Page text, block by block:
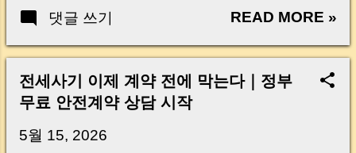
금 5억 원을 돌려달라" 는 요구를
받는 황당한 사례까지 등장하고
있습니다. 실제로 월세를 주고 있
전세 계약을 체결하거나, 임대관
리업체가 권한을 악용해 보증금
다. 더 큰 문제는 상황에 따라 집
Tap to Open Can landlords also
Real case｜Why a 250 million
won loss occurred Why
registering jeonse rights can be
risky Essential contract clause
and registration method
댓글 쓰기 READ MORE »
전세사기 이제 계약 전에 막는다｜정부
무료 안전계약 상담 시작
5월 15, 2026